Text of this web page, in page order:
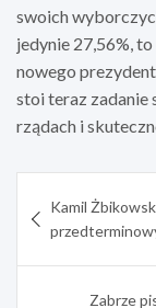
swoich
jedynie 27,56%,
nowego
stoi teraz zadanie
rządach i
wpisu
Kamil
Zabrze